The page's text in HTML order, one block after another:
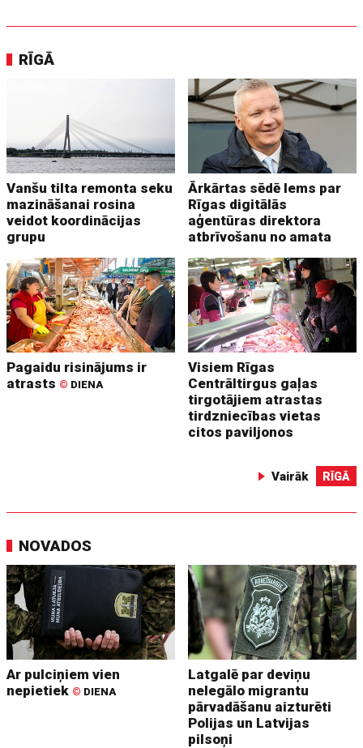
RĪGĀ
Vanšu tilta remonta seku
mazināšanai rosina
veidot koordinācijas
grupu
Ārkārtas sēdē lems par
Rīgas digitālās
aģentūras direktora
atbrīvošanu no amata
Pagaidu risinājums ir
atrasts © DIENA
Visiem Rīgas
Centrāltirgus gaļas
tirgotājiem atrastas
tirdzniecības vietas
citos paviljonos
Vairāk RĪGĀ
NOVADOS
Ar pulciņiem vien
nepietiek © DIENA
Latgalē par deviņu
nelegālo migrantu
pārvadāšanu aizturēti
Polijas un Latvijas
pilsoņi